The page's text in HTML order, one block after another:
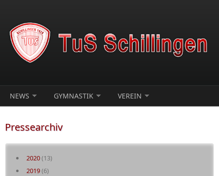
NEWS GYMNASTIK VEREIN
Pressearchiv
2020(13)
2019(6)